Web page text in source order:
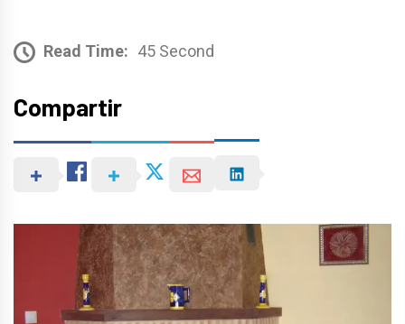
Read Time: 45 Second
Compartir